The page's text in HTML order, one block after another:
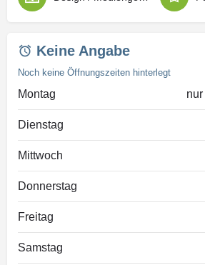
Keine Angabe
Noch keine Öffnungszeiten hinterlegt
Montag
Dienstag
Mittwoch
Donnerstag
Freitag
Samstag